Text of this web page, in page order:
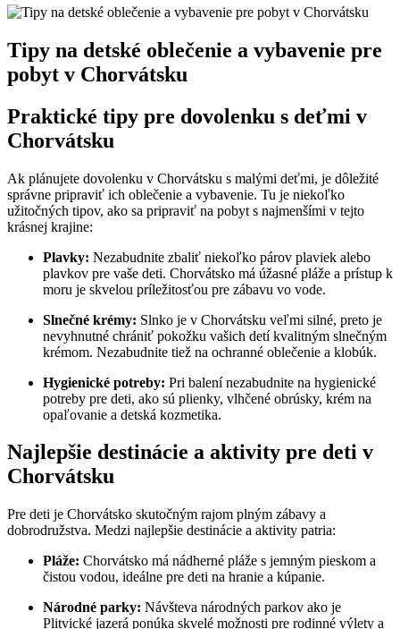
Tipy na detské oblečenie a vybavenie pre
pobyt v Chorvátsku
Praktické tipy pre dovolenku s deťmi v
Chorvátsku
Ak plánujete dovolenku v Chorvátsku s malými deťmi, je dôležité
správne pripraviť ich oblečenie a vybavenie. Tu je niekoľko
užitočných tipov, ako sa pripraviť na pobyt s najmenšími v tejto
krásnej krajine:
Plavky: Nezabudnite zbaliť niekoľko párov plaviek alebo
plavkov pre vaše deti. Chorvátsko má úžasné pláže a prístup k
moru je skvelou príležitosťou pre zábavu vo vode.
Slnečné krémy: Slnko je v Chorvátsku veľmi silné, preto je
nevyhnutné chrániť pokožku vašich detí kvalitným slnečným
krémom. Nezabudnite tiež na ochranné oblečenie a klobúk.
Hygienické potreby: Pri balení nezabudnite na hygienické
potreby pre deti, ako sú plienky, vlhčené obrúsky, krém na
opaľovanie a detská kozmetika.
Najlepšie destinácie a aktivity pre deti v
Chorvátsku
Pre deti je Chorvátsko skutočným rajom plným zábavy a
dobrodružstva. Medzi najlepšie destinácie a aktivity patria:
Pláže: Chorvátsko má nádherné pláže s jemným pieskom a
čistou vodou, ideálne pre deti na hranie a kúpanie.
Národné parky: Návšteva národných parkov ako je
Plitvické jazerá ponúka skvelé možnosti pre rodinné výlety a